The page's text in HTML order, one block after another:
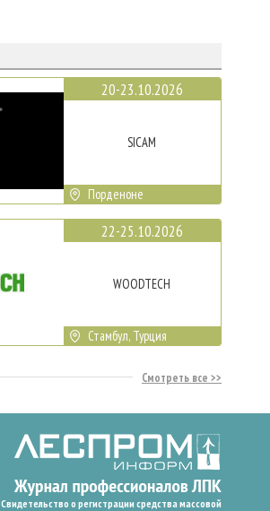
20-23.10.2026
SICAM
Порденоне
22-25.10.2026
WOODTECH
Стамбул, Турция
Смотреть все
Свидетельство о регистрации средства массовой